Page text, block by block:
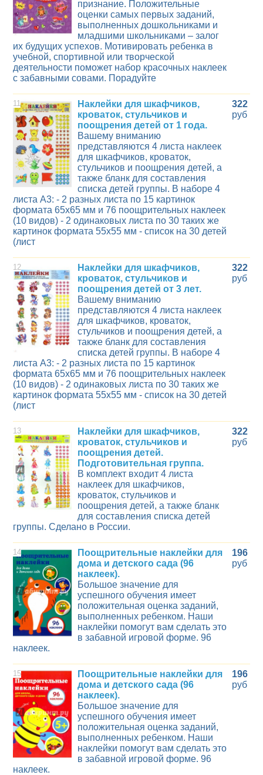
признание. Положительные
оценки самых первых заданий,
выполненных дошкольниками и
младшими школьниками – залог
их будущих успехов. Мотивировать ребенка в
учебной, спортивной или творческой
деятельности поможет набор красочных наклеек
с забавными совами. Порадуйте
11
Наклейки для шкафчиков,
кроваток, стульчиков и
поощрения детей от 1 года.
Вашему вниманию
представляются 4 листа наклеек
для шкафчиков, кроваток,
стульчиков и поощрения детей, а
также бланк для составления
списка детей группы. В наборе 4
листа А3: - 2 разных листа по 15 картинок
формата 65х65 мм и 76 поощрительных наклеек
(10 видов) - 2 одинаковых листа по 30 таких же
картинок формата 55х55 мм - список на 30 детей
(лист
322
руб
12
Наклейки для шкафчиков,
кроваток, стульчиков и
поощрения детей от 3 лет.
Вашему вниманию
представляются 4 листа наклеек
для шкафчиков, кроваток,
стульчиков и поощрения детей, а
также бланк для составления
списка детей группы. В наборе 4
листа А3: - 2 разных листа по 15 картинок
формата 65х65 мм и 76 поощрительных наклеек
(10 видов) - 2 одинаковых листа по 30 таких же
картинок формата 55х55 мм - список на 30 детей
(лист
322
руб
13
Наклейки для шкафчиков,
кроваток, стульчиков и
поощрения детей.
Подготовительная группа.
В комплект входит 4 листа
наклеек для шкафчиков,
кроваток, стульчиков и
поощрения детей, а также бланк
для составления списка детей
группы. Сделано в России.
322
руб
14
Поощрительные наклейки для
дома и детского сада (96
наклеек).
Большое значение для
успешного обучения имеет
положительная оценка заданий,
выполненных ребенком. Наши
наклейки помогут вам сделать это
в забавной игровой форме. 96
наклеек.
196
руб
15
Поощрительные наклейки для
дома и детского сада (96
наклеек).
Большое значение для
успешного обучения имеет
положительная оценка заданий,
выполненных ребенком. Наши
наклейки помогут вам сделать это
в забавной игровой форме. 96
наклеек.
196
руб